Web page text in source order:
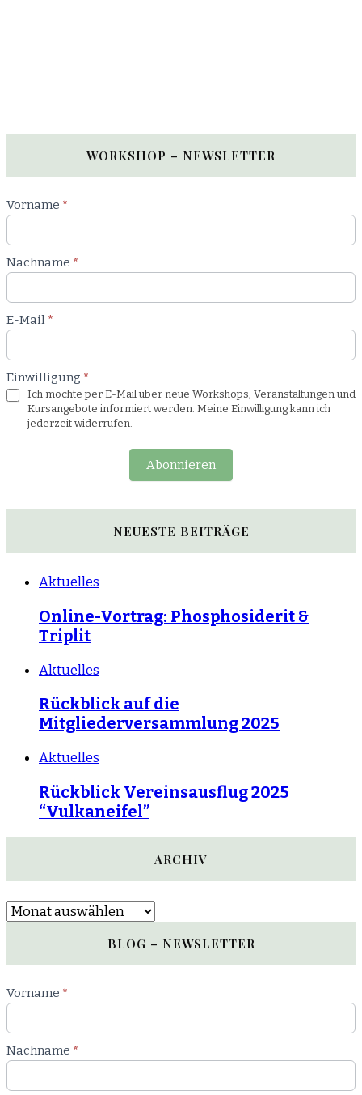
WORKSHOP – NEWSLETTER
Newsletter
Workshop
Vorname *
Nachname *
E-Mail *
Einwilligung *
Ich möchte per E-Mail über neue Workshops, Veranstaltungen und
Kursangebote informiert werden. Meine Einwilligung kann ich
jederzeit widerrufen.
Abonnieren
NEUESTE BEITRÄGE
Aktuelles
Online-Vortrag: Phosphosiderit &
Triplit
Aktuelles
Rückblick auf die
Mitgliederversammlung 2025
Aktuelles
Rückblick Vereinsausflug 2025
“Vulkaneifel”
ARCHIV
Archiv
BLOG – NEWSLETTER
Newsletter
Blog
Vorname *
Nachname *